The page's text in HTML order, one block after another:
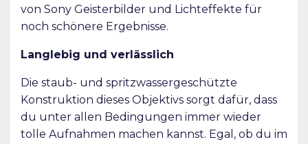
von Sony Geisterbilder und Lichteffekte für
noch schönere Ergebnisse.
Langlebig und verlässlich
Die staub- und spritzwassergeschützte
Konstruktion dieses Objektivs sorgt dafür, dass
du unter allen Bedingungen immer wieder
tolle Aufnahmen machen kannst. Egal, ob du im